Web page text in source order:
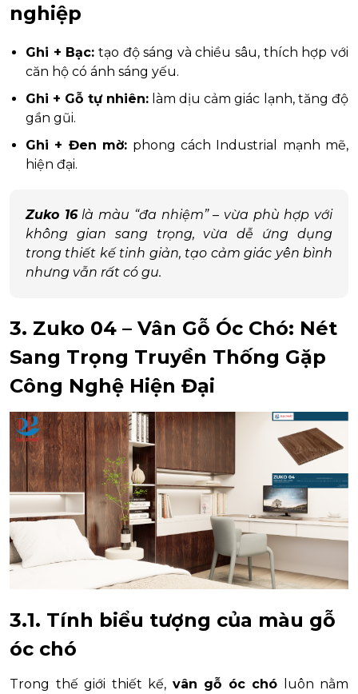
nghiệp
Ghi + Bạc: tạo độ sáng và chiều sâu, thích hợp với
căn hộ có ánh sáng yếu.
Ghi + Gỗ tự nhiên:làm dịu cảm giác lạnh, tăng độ
gần gũi.
Ghi + Đen mờ: phong cách Industrial mạnh mẽ,
hiện đại.
Zuko 16là màu “đa nhiệm” – vừa phù hợp với
không gian sang trọng, vừa dễ ứng dụng
trong thiết kế tinh giản, tạo cảm giác yên bình
nhưng vẫn rất có gu.
3. Zuko 04 – Vân Gỗ Óc Chó: Nét
Sang Trọng Truyền Thống Gặp
Công Nghệ Hiện Đại
3.1. Tính biểu tượng của màu gỗ
óc chó
Trong thế giới thiết kế, vân gỗ óc chó luôn nằm